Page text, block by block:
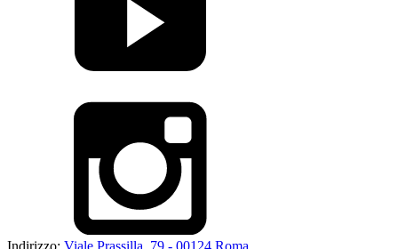
Indirizzo: Viale Prassilla, 79 - 00124 Roma